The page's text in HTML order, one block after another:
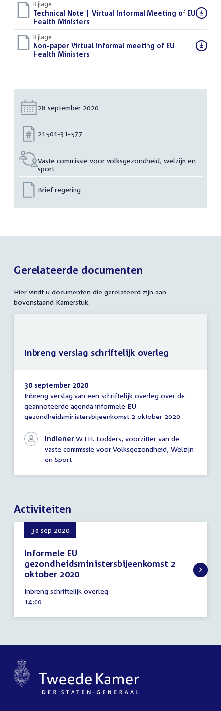
Bijlage
Download
bestand:
Technical Note | Virtual Informal Meeting of EU
Health Ministers
Bijlage
Download
bestand:
Non-paper Virtual informal meeting of EU
Health Ministers
Datum:
28 september 2020
Nummer:
21501-31-577
Vaste commissie voor volksgezondheid, welzijn en
sport
Brief regering
Gerelateerde documenten
Hier vindt u documenten die gerelateerd zijn aan
bovenstaand Kamerstuk.
Inbreng
verslag
schriftelijk
30 september 2020
Inbreng verslag van een schriftelijk overleg over de
geannoteerde agenda informele EU
gezondheidsministersbijeenkomst 2 oktober 2020
Indiener W.J.H. Lodders, voorzitter van de
vaste commissie voor Volksgezondheid, Welzijn
en Sport
Inbreng verslag schriftelijk overleg
Activiteiten
30 sep 2020
Informele EU
gezondheidsministersbijeenkomst 2
oktober 2020
september
2020
Inbreng schriftelijk overleg
Tijd
14:00